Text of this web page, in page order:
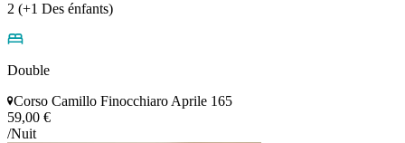
2 (+1 Des énfants)
Double
Corso Camillo Finocchiaro Aprile 165
59,00 €
/Nuit